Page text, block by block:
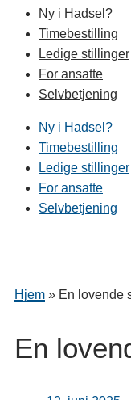
Ny i Hadsel?
Timebestilling
Ledige stillinger
For ansatte
Selvbetjening
Ny i Hadsel?
Timebestilling
Ledige stillinger
For ansatte
Selvbetjening
Hjem » En lovende
En